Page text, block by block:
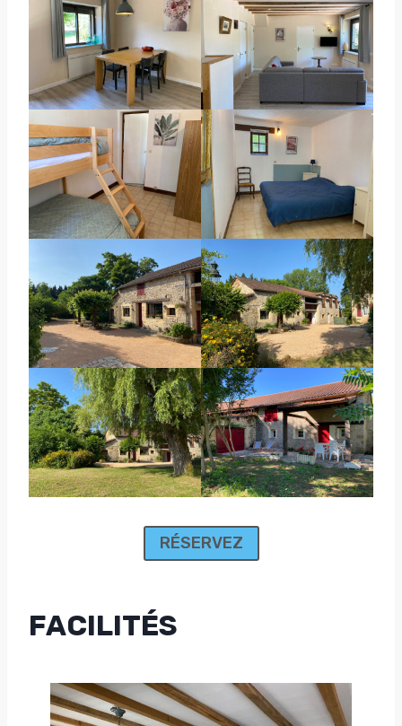
RÉSERVEZ
FACILITÉS